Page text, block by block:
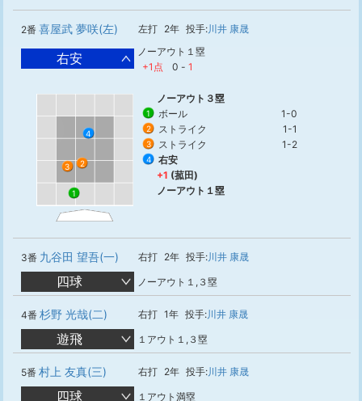
2番 喜屋武 夢咲(左) 左打 2年 投手:川井 康晟
右安
ノーアウト１塁
+1点
0 - 1
1
2
3
4
ノーアウト３塁
1 ボール 1-0
2 ストライク 1-1
3 ストライク 1-2
4
右安
+1 (菰田)
ノーアウト１塁
3番 九谷田 望吾(一) 右打 2年 投手:川井 康晟
四球 ノーアウト１,３塁
4番 杉野 光哉(二) 右打 1年 投手:川井 康晟
遊飛 １アウト１,３塁
5番 村上 友真(三) 右打 2年 投手:川井 康晟
四球 １アウト満塁